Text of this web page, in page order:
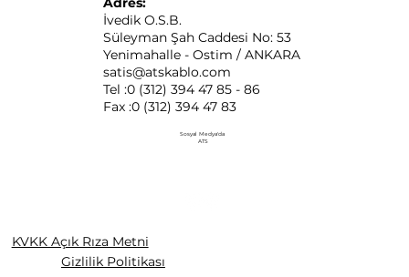
İvedik O.S.B.
Süleyman Şah Caddesi No: 53
Yenimahalle - Ostim / ANKARA
satis@atskablo.com
Tel :0 (312) 394 47 85 - 86
Fax :0 (312) 394 47 83
Sosyal Medya'da
ATS
KVKK Açık Rıza Metni
Gizlilik Politikası